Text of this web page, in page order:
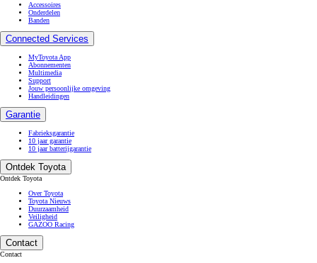
Accessoires
Onderdelen
Banden
Connected Services
MyToyota App
Abonnementen
Multimedia
Support
Jouw persoonlijke omgeving
Handleidingen
Garantie
Fabrieksgarantie
10 jaar garantie
10 jaar batterijgarantie
Ontdek Toyota
Ontdek Toyota
Over Toyota
Toyota Nieuws
Duurzaamheid
Veiligheid
GAZOO Racing
Contact
Contact